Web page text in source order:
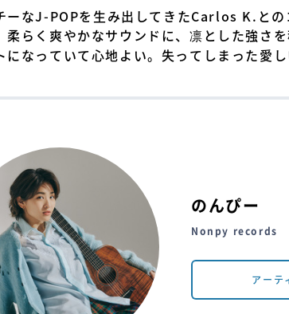
ーなJ-POPを生み出してきたCarlos K.と
柔らく爽やかなサウンドに、凛とした強さ
になっていて心地よい。失ってしまった愛
のんぴー
Nonpy records
アーテ